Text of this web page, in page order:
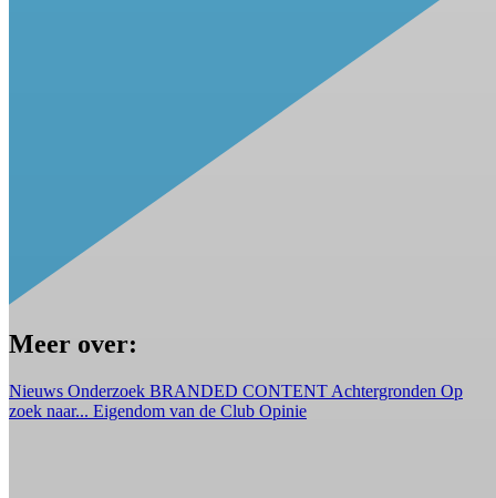
Meer over:
Nieuws Onderzoek BRANDED CONTENT Achtergronden Op
zoek naar... Eigendom van de Club Opinie